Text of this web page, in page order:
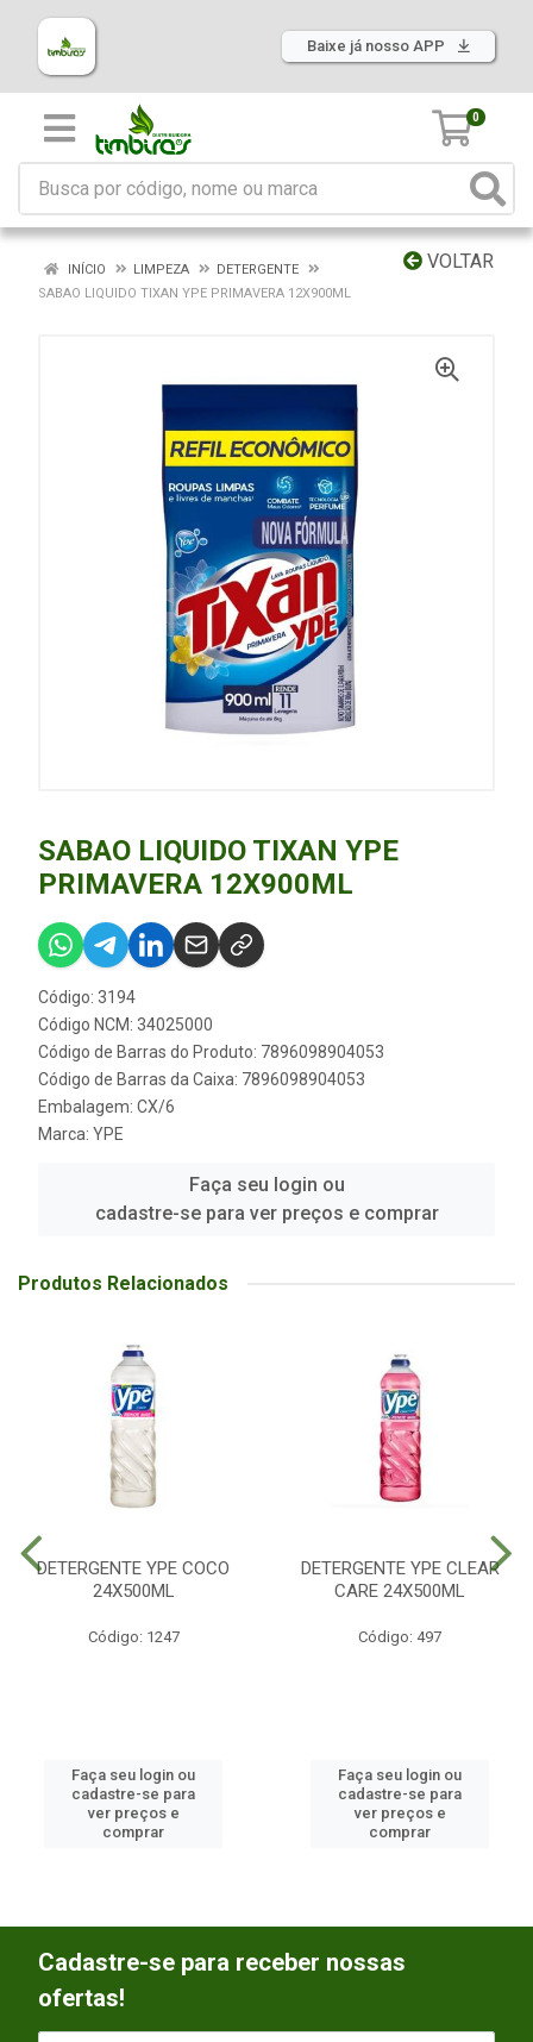
Baixe já nosso APP
0
VOLTAR
INÍCIO LIMPEZA
DETERGENTE
SABAO LIQUIDO TIXAN YPE PRIMAVERA 12X900ML
SABAO LIQUIDO TIXAN YPE
PRIMAVERA 12X900ML
Código: 3194
Código NCM: 34025000
Código de Barras do Produto: 7896098904053
Código de Barras da Caixa: 7896098904053
Embalagem: CX/6
Marca: YPE
Faça seu login ou
cadastre-se para ver preços e comprar
Produtos Relacionados
DETERGENTE YPE COCO
24X500ML
Código: 1247
Faça seu login ou
cadastre-se para
ver preços e
comprar
DETERGENTE YPE CLEAR
CARE 24X500ML
Código: 497
Faça seu login ou
cadastre-se para
ver preços e
comprar
Cadastre-se para receber nossas
ofertas!